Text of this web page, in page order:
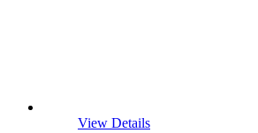
View Details